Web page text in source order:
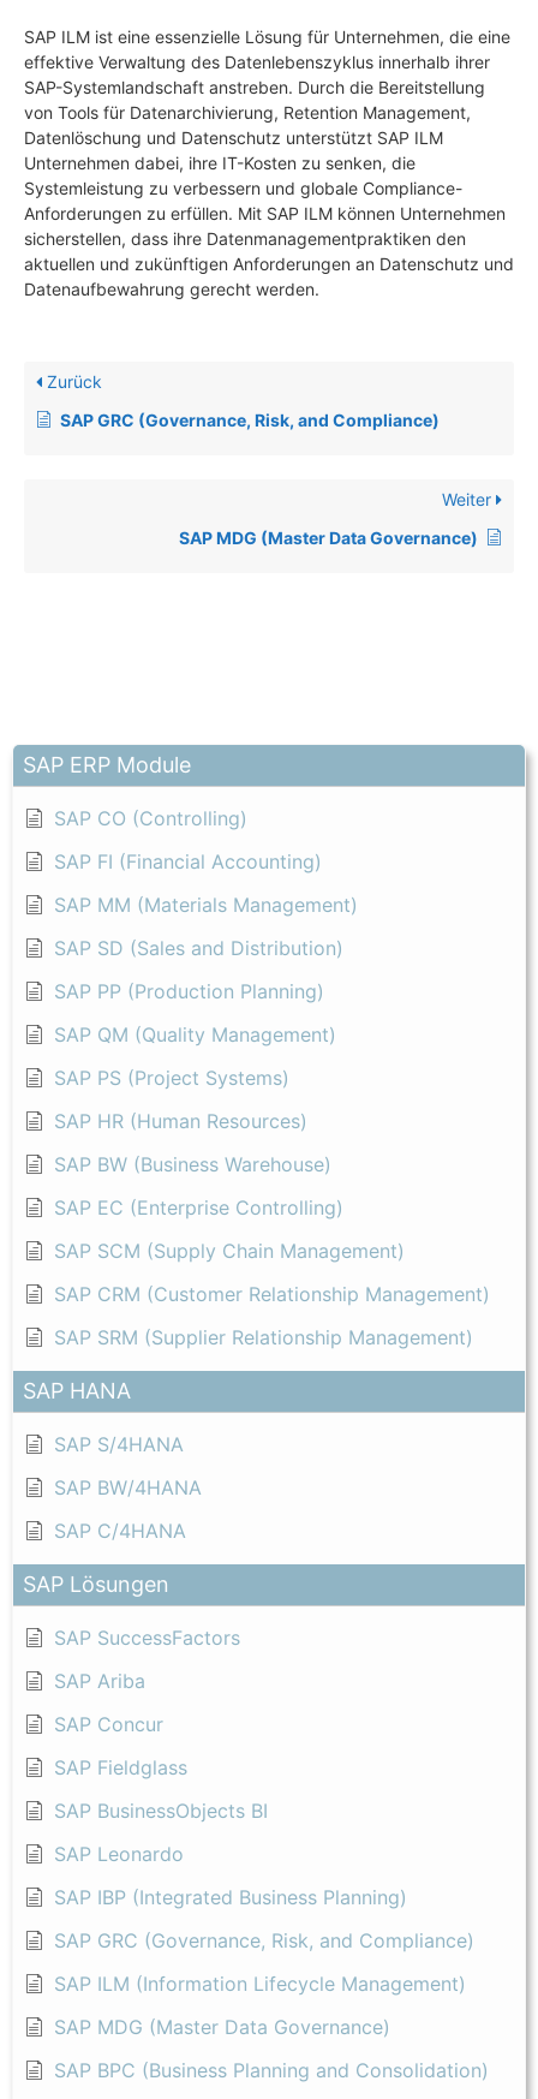
SAP ERP Module
SAP CO (Controlling)
SAP FI (Financial Accounting)
SAP MM (Materials Management)
SAP SD (Sales and Distribution)
SAP PP (Production Planning)
SAP QM (Quality Management)
SAP PS (Project Systems)
SAP HR (Human Resources)
SAP BW (Business Warehouse)
SAP EC (Enterprise Controlling)
SAP SCM (Supply Chain Management)
SAP CRM (Customer Relationship Management)
SAP SRM (Supplier Relationship Management)
SAP HANA
SAP S/4HANA
SAP BW/4HANA
SAP C/4HANA
SAP Lösungen
SAP SuccessFactors
SAP Ariba
SAP Concur
SAP Fieldglass
SAP BusinessObjects BI
SAP Leonardo
SAP IBP (Integrated Business Planning)
SAP GRC (Governance, Risk, and Compliance)
SAP ILM (Information Lifecycle Management)
SAP MDG (Master Data Governance)
SAP BPC (Business Planning and Consolidation)
SAP ILM ist eine essenzielle Lösung für Unternehmen, die eine
effektive Verwaltung des Datenlebenszyklus innerhalb ihrer
SAP-Systemlandschaft anstreben. Durch die Bereitstellung
von Tools für Datenarchivierung, Retention Management,
Datenlöschung und Datenschutz unterstützt SAP ILM
Unternehmen dabei, ihre IT-Kosten zu senken, die
Systemleistung zu verbessern und globale Compliance-
Anforderungen zu erfüllen. Mit SAP ILM können Unternehmen
sicherstellen, dass ihre Datenmanagementpraktiken den
aktuellen und zukünftigen Anforderungen an Datenschutz und
Datenaufbewahrung gerecht werden.
Zurück
SAP GRC (Governance, Risk, and Compliance)
Weiter
SAP MDG (Master Data Governance)